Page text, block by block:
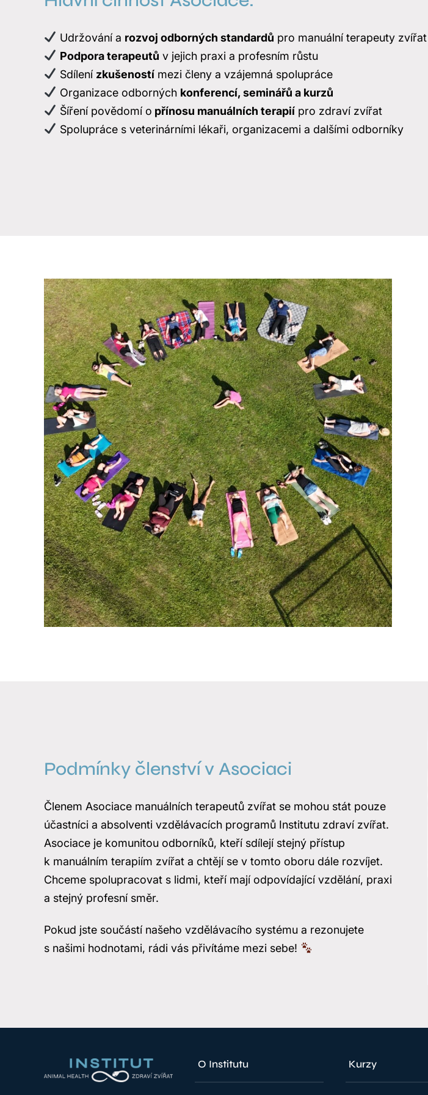
Udržování a rozvoj odborných standardů pro manuální terapeuty zvířat
Podpora terapeutů v jejich praxi a profesním růstu
Sdílení zkušenostímezi členy a vzájemná spolupráce
Organizace odborných konferencí, seminářů a kurzů
Šíření povědomí o přínosu manuálních terapiípro zdraví zvířat
Spolupráce s veterinárními lékaři, organizacemi a dalšími odborníky
Podmínky členství v Asociaci
Členem Asociace manuálních terapeutů zvířat se mohou stát pouze
účastníci a absolventi vzdělávacích programů Institutu zdraví zvířat.
Asociace je komunitou odborníků, kteří sdílejí stejný přístup
k manuálním terapiím zvířat a chtějí se v tomto oboru dále rozvíjet.
Chceme spolupracovat s lidmi, kteří mají odpovídající vzdělání, praxi
a stejný profesní směr.
Pokud jste součástí našeho vzdělávacího systému a rezonujete
s našimi hodnotami, rádi vás přivítáme mezi sebe!
O Institutu Kurzy